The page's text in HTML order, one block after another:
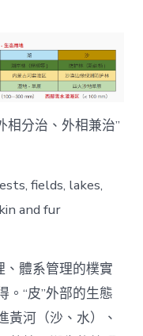
相分治、外相兼治”
fields, lakes,
and fur
、體系管理的樸實
。“皮”外部的生態
黃河（沙、水）、